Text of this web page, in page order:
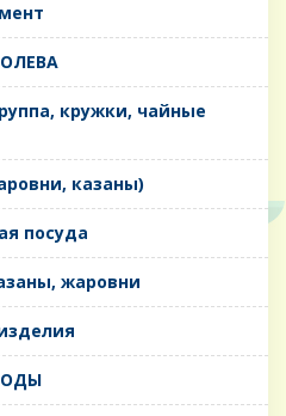
кружки, чайные
казаны)
посуда
жаровни